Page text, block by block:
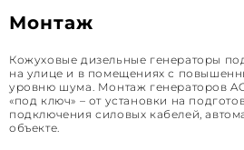
Монтаж
Кожуховые дизельные генераторы
на улице и в помещениях с
уровню шума. Монтаж генераторов
«под ключ» – от установки на
подключения силовых кабелей,
объекте.